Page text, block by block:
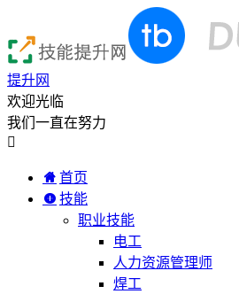
提升网
欢迎光临
我们一直在努力

首页
技能
职业技能
电工
人力资源管理师
焊工